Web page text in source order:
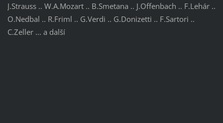
J.Strauss .. W.A.Mozart .. B.Smetana .. J.Offenbach .. F.Lehár ..
O.Nedbal .. R.Friml .. G.Verdi .. G.Donizetti .. F.Sartori ..
C.Zeller ... a další